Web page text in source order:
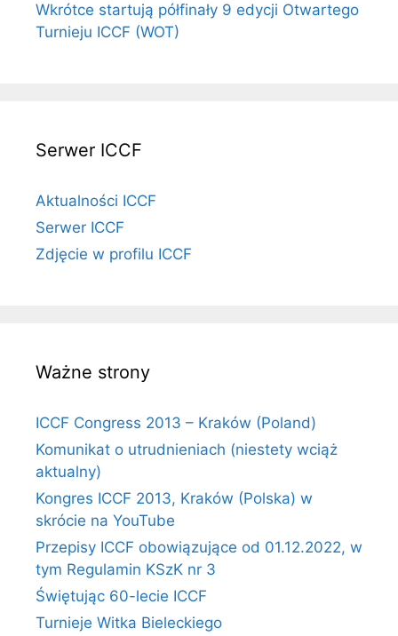
Wkrótce startują półfinały 9 edycji Otwartego
Turnieju ICCF (WOT)
Serwer ICCF
Aktualności ICCF
Serwer ICCF
Zdjęcie w profilu ICCF
Ważne strony
ICCF Congress 2013 – Kraków (Poland)
Komunikat o utrudnieniach (niestety wciąż
aktualny)
Kongres ICCF 2013, Kraków (Polska) w
skrócie na YouTube
Przepisy ICCF obowiązujące od 01.12.2022, w
tym Regulamin KSzK nr 3
Świętując 60-lecie ICCF
Turnieje Witka Bieleckiego